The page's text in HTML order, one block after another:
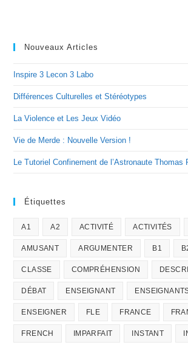
Nouveaux Articles
Inspire 3 Lecon 3 Labo
Différences Culturelles et Stéréotypes
La Violence et Les Jeux Vidéo
Vie de Merde : Nouvelle Version !
Le Tutoriel Confinement de l’Astronaute Thomas
Étiquettes
A1 A2 ACTIVITÉ ACTIVITÉS
AMUSANT ARGUMENTER B1
CLASSE COMPRÉHENSION
DÉBAT ENSEIGNANT
ENSEIGNER FLE FRANCE
FRENCH IMPARFAIT INSTANT